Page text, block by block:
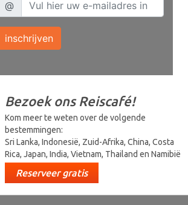
Bezoek ons Reiscafé!
Kom meer te weten over de volgende
bestemmingen:
Sri Lanka, Indonesië, Zuid-Afrika, China, Costa
Rica, Japan, India, Vietnam, Thailand en Namibië
Reserveer gratis